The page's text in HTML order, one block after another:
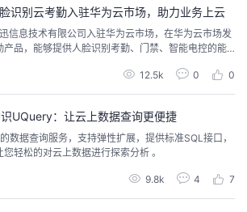
识别云考勤入驻华为云市场，助力业务上云
信息技术有限公司入驻华为云市场，在华为云市场发
品，能够提供人脸识别考勤、门禁、智能电控的能
，又如何使用呢？一起来了解一下。
12.5k 0 0
识UQuery：让云上数据查询更便捷
数据查询服务，支持弹性扩展，提供标准SQL接口，
轻松的对云上数据进行探索分析 。
9.8k 4 7